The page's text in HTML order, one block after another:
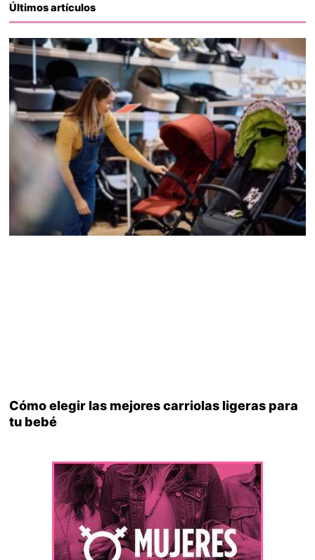
Últimos artículos
Cómo elegir las mejores carriolas ligeras para
tu bebé